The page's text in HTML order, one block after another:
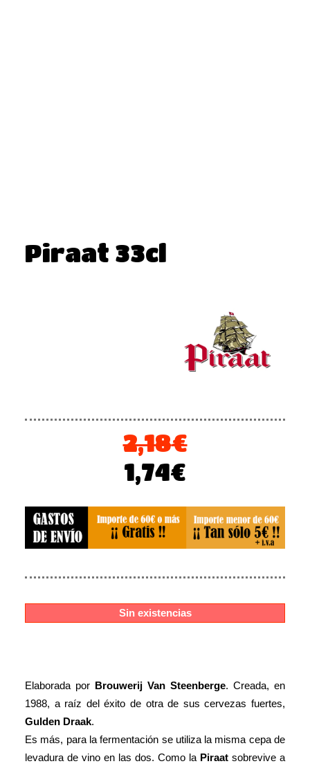
Piraat 33cl
2,18€
El
precio
original
era:
2,18€.
1,74€
precio
actual
es:
1,74€.
Sin existencias
Elaborada por Brouwerij Van Steenberge. Creada, en
1988, a raíz del éxito de otra de sus cervezas fuertes,
Gulden Draak.
Es más, para la fermentación se utiliza la misma cepa de
levadura de vino en las dos. Como la Piraat sobrevive a